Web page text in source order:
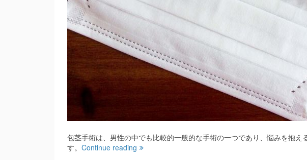
包茎手術は、男性の中でも比較的一般的な手術の一つであり、悩みを抱
す。 Continue reading